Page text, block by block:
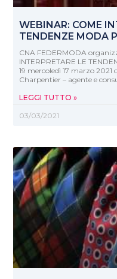
WEBINAR: COME
TENDENZE MODA
CNA FEDERMODA
INTERPRETARE LE
19 mercoledì 17 marzo
Charpentier – agente e
LEGGI TUTTO »
03/03/2021